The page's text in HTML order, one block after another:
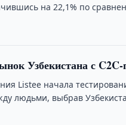
на 22,1% по
Узбекистана с
Listee начала
людьми, выбрав